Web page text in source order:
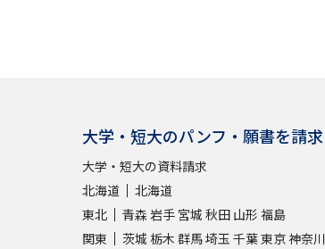
大学・短大のパンフ・願書を請求
大学・短大の資料請求
北海道
北海道
東北
青森 岩手 宮城 秋田 山形 福島
関東
茨城 栃木 群馬埼玉 千葉東京神奈川